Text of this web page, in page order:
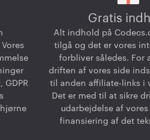
GDPR
Gratis
Alt indhold på
tilgå og det er vores
forbliver således. For
driften af vores side
til anden affiliate-links i
Det er med til at sikre
udarbejdelse af
finansiering af det